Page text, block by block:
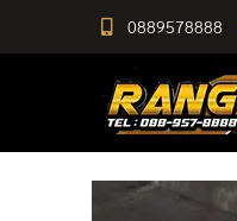
0889578888